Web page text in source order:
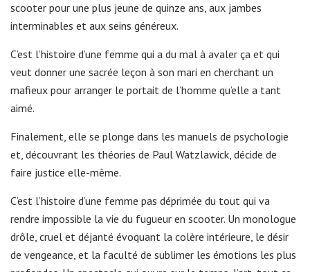
scooter pour une plus jeune de quinze ans, aux jambes
interminables et aux seins généreux.
C’est l’histoire d’une femme qui a du mal à avaler ça et qui
veut donner une sacrée leçon à son mari en cherchant un
mafieux pour arranger le portait de l’homme qu’elle a tant
aimé.
Finalement, elle se plonge dans les manuels de psychologie
et, découvrant les théories de Paul Watzlawick, décide de
faire justice elle-même.
C’est l’histoire d’une femme pas déprimée du tout qui va
rendre impossible la vie du fugueur en scooter. Un monologue
drôle, cruel et déjanté évoquant la colère intérieure, le désir
de vengeance, et la faculté de sublimer les émotions les plus